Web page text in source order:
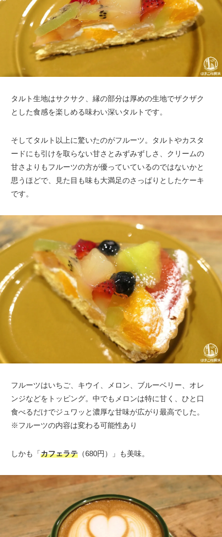
タルト生地はサクサク、縁の部分は厚めの生地でザクザク
とした食感を楽しめる味わい深いタルトです。
そしてタルト以上に驚いたのがフルーツ。タルトやカスタ
ードにも引けを取らない甘さとみずみずしさ、クリームの
甘さよりもフルーツの方が優っていているのではないかと
思うほどで、見た目も味も大満足のさっぱりとしたケーキ
です。
フルーツはいちご、キウイ、メロン、ブルーベリー、オレ
ンジなどをトッピング。中でもメロンは特に甘く、ひと口
食べるだけでジュワッと濃厚な甘味が広がり最高でした。
※フルーツの内容は変わる可能性あり
しかも「カフェラテ （680円）」も美味。